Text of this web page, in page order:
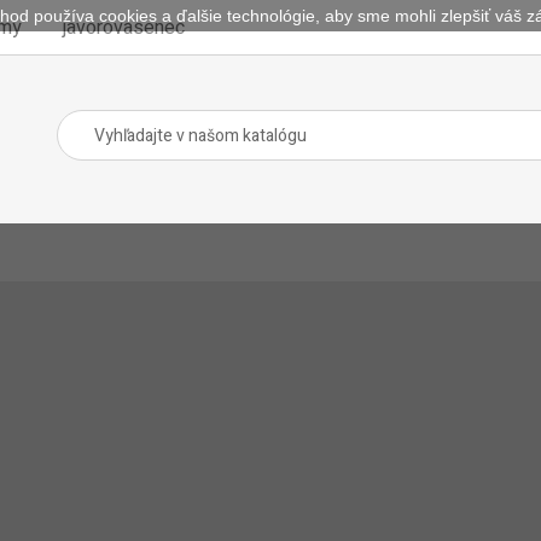
javorovasenec
používa cookies a ďalšie technológie, aby sme mohli zlepšiť váš